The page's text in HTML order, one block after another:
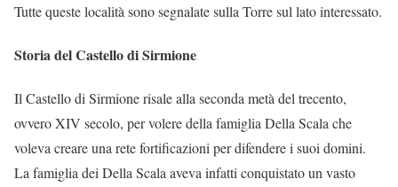
Tutte queste località sono segnalate sulla Torre sul lato interessato.
Storia del Castello di Sirmione
Il Castello di Sirmione risale alla seconda metà del trecento,
ovvero XIV secolo, per volere della famiglia Della Scala che
voleva creare una rete fortificazioni per difendere i suoi domini.
La famiglia dei Della Scala aveva infatti conquistato un vasto